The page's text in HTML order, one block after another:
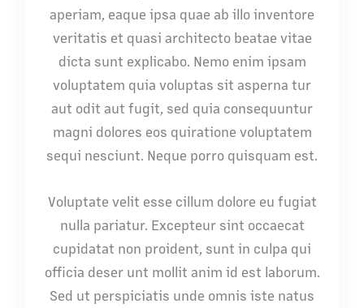
aperiam, eaque ipsa quae ab illo inventore
veritatis et quasi architecto beatae vitae
dicta sunt explicabo. Nemo enim ipsam
voluptatem quia voluptas sit asperna tur
aut odit aut fugit, sed quia consequuntur
magni dolores eos quiratione voluptatem
sequi nesciunt. Neque porro quisquam est.
Voluptate velit esse cillum dolore eu fugiat
nulla pariatur. Excepteur sint occaecat
cupidatat non proident, sunt in culpa qui
officia deser unt mollit anim id est laborum.
Sed ut perspiciatis unde omnis iste natus